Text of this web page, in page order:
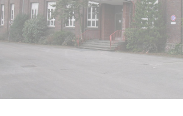
KONTAKT
IMPRESSUM
DATENSCHUTZ